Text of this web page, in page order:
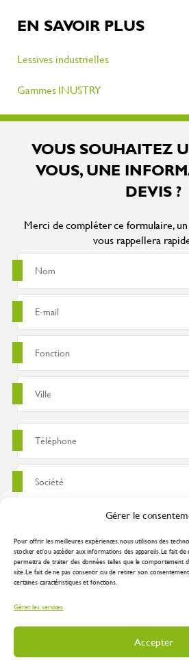
Gérer le
Pour offrir les meilleures expériences, nous utilisons des
stocker et/ou accéder aux informations des appareils. Le fait
permettra de traiter des données telles que le comportement
site. Le fait de ne pas consentir ou de retirer son
certaines caractéristiques et fonctions.
Gérer les services
Accepter
EN SAVOIR PLUS
Lessives industrielles
Gammes INUSTRY
VOUS SOUHAITEZ
VOUS, UNE
DEVIS ?
Merci de compléter ce formulaire,
vous rappellera
J'accepte que ces données soient utilisées